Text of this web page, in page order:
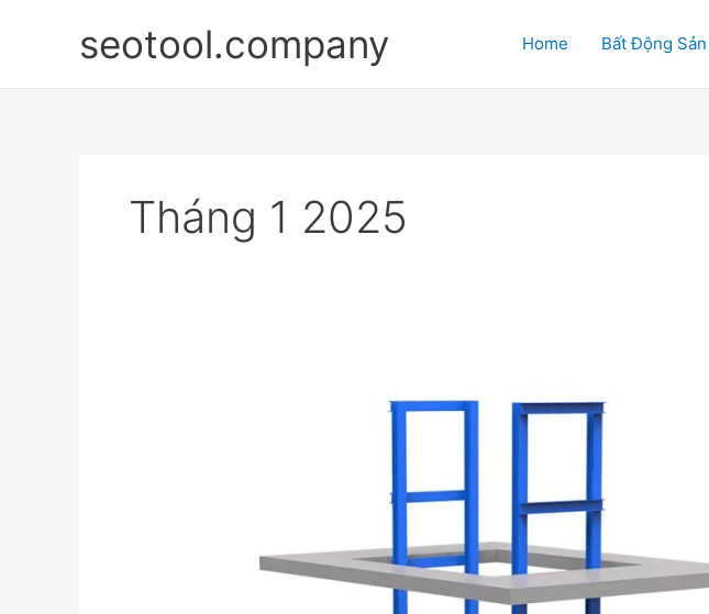
dung
seotool.company Home Bất Động Sản
Tháng 1 2025